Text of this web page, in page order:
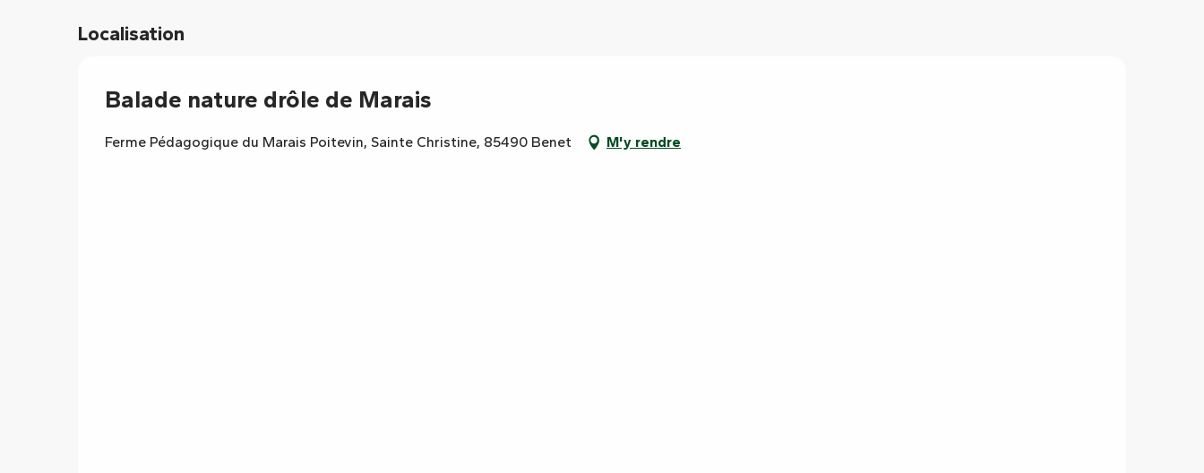
Localisation
Balade nature drôle de Marais
Ferme Pédagogique du Marais Poitevin, Sainte Christine, 85490 Benet M'y rendre